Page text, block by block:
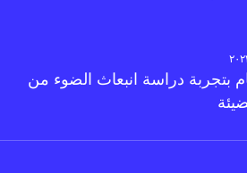
بتجربة دراسة انبعاث الضوء من